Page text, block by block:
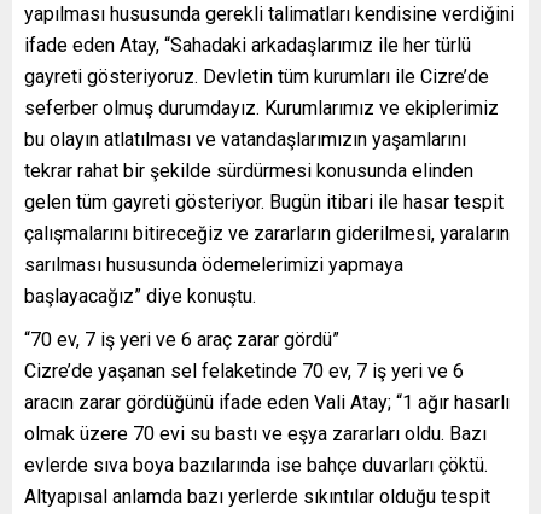
yapılması hususunda gerekli talimatları kendisine verdiğini
ifade eden Atay, “Sahadaki arkadaşlarımız ile her türlü
gayreti gösteriyoruz. Devletin tüm kurumları ile Cizre’de
seferber olmuş durumdayız. Kurumlarımız ve ekiplerimiz
bu olayın atlatılması ve vatandaşlarımızın yaşamlarını
tekrar rahat bir şekilde sürdürmesi konusunda elinden
gelen tüm gayreti gösteriyor. Bugün itibari ile hasar tespit
çalışmalarını bitireceğiz ve zararların giderilmesi, yaraların
sarılması hususunda ödemelerimizi yapmaya
başlayacağız” diye konuştu.
“70 ev, 7 iş yeri ve 6 araç zarar gördü”
Cizre’de yaşanan sel felaketinde 70 ev, 7 iş yeri ve 6
aracın zarar gördüğünü ifade eden Vali Atay; “1 ağır hasarlı
olmak üzere 70 evi su bastı ve eşya zararları oldu. Bazı
evlerde sıva boya bazılarında ise bahçe duvarları çöktü.
Altyapısal anlamda bazı yerlerde sıkıntılar olduğu tespit